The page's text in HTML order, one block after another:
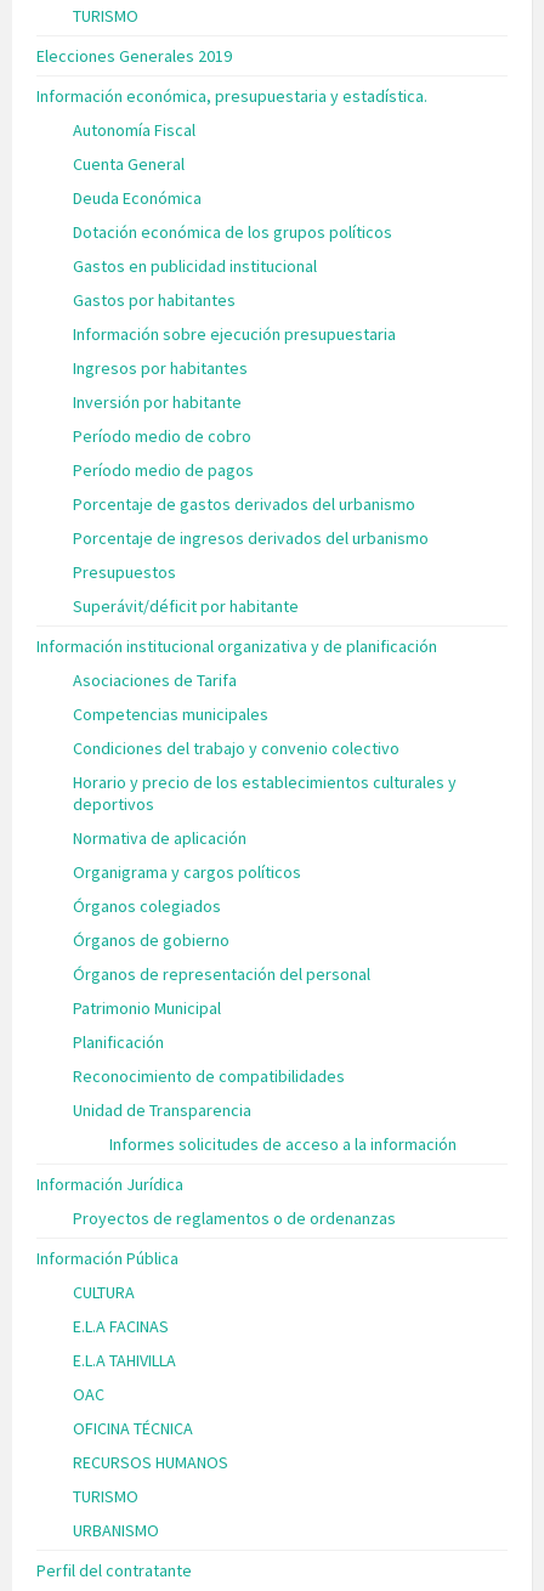
TURISMO
Elecciones Generales 2019
Información económica, presupuestaria y estadística.
Autonomía Fiscal
Cuenta General
Deuda Económica
Dotación económica de los grupos políticos
Gastos en publicidad institucional
Gastos por habitantes
Información sobre ejecución presupuestaria
Ingresos por habitantes
Inversión por habitante
Período medio de cobro
Período medio de pagos
Porcentaje de gastos derivados del urbanismo
Porcentaje de ingresos derivados del urbanismo
Presupuestos
Superávit/déficit por habitante
Información institucional organizativa y de planificación
Asociaciones de Tarifa
Competencias municipales
Condiciones del trabajo y convenio colectivo
Horario y precio de los establecimientos culturales y
deportivos
Normativa de aplicación
Organigrama y cargos políticos
Órganos colegiados
Órganos de gobierno
Órganos de representación del personal
Patrimonio Municipal
Planificación
Reconocimiento de compatibilidades
Unidad de Transparencia
Informes solicitudes de acceso a la información
Información Jurídica
Proyectos de reglamentos o de ordenanzas
Información Pública
CULTURA
E.L.A FACINAS
E.L.A TAHIVILLA
OAC
OFICINA TÉCNICA
RECURSOS HUMANOS
TURISMO
URBANISMO
Perfil del contratante